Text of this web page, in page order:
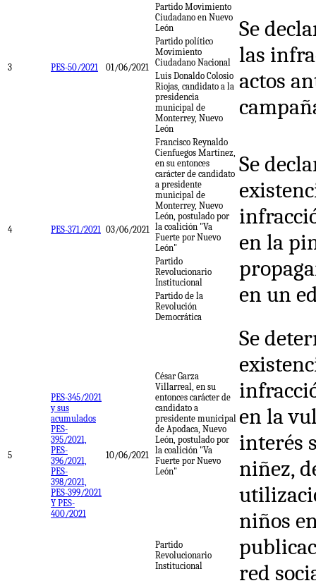
3 PES-50/2021 01/06/2021
Partido Movimiento
Ciudadano en Nuevo
León
Se
las
actos
Partido político
Movimiento
Ciudadano Nacional
Luis Donaldo Colosio
Riojas, candidato a la
presidencia
municipal de
Monterrey, Nuevo
León
4 PES-371/2021 03/06/2021
Francisco Reynaldo
Cienfuegos Martínez,
en su entonces
carácter de candidato
a presidente
municipal de
Monterrey, Nuevo
León, postulado por
la coalición "Va
Fuerte por Nuevo
León"
Se
en la
en un
Partido
Revolucionario
Institucional
Partido de la
Revolución
Democrática
5
PES-345/2021
y sus
acumulados
PES-
395/2021,
PES-
396/2021,
PES-
398/2021,
PES-399/2021
Y PES-
400/2021
10/06/2021
César Garza
Villarreal, en su
entonces carácter de
candidato a
presidente municipal
de Apodaca, Nuevo
León, postulado por
la coalición "Va
Fuerte por Nuevo
León"
Se
en la
interés
niñez,
niños
red
Partido
Revolucionario
Institucional